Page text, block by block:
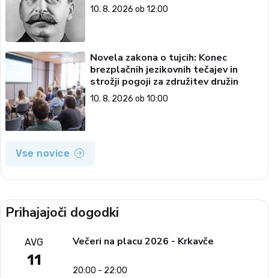
10. 8. 2026 ob 12:00
Novela zakona o tujcih: Konec
brezplačnih jezikovnih tečajev in
strožji pogoji za združitev družin
10. 8. 2026 ob 10:00
Vse novice
Prihajajoči dogodki
AVG
11
Večeri na placu 2026 - Krkavče
20:00 - 22:00